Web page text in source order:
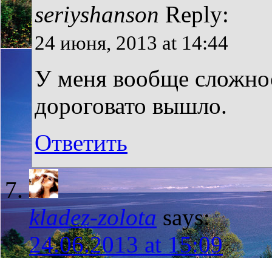
seriyshanson Reply:
24 июня, 2013 at 14:44
У меня вообще
дороговато вышло.
Ответить
kladez-zolota says:
24.06.2013 at 15:09